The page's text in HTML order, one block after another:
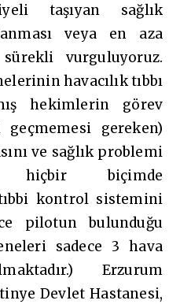
taşıyan sağlık
veya en aza
vurguluyoruz.
havacılık tıbbı
hekimlerin görev
geçmemesi gereken)
ve sağlık problemi
hiçbir biçimde
kontrol sistemini
pilotun bulunduğu
sadece 3 hava
Erzurum
Devlet Hastanesi,